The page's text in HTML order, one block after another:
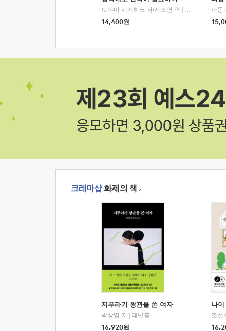
도야마 시게히코 저/지소연 역
알에이치코리
14,400원
파동
크레마샵화제의 책
지푸라기 왕관을 쓴 여자
박상영 저
래빗홀
16,920원
나
조선